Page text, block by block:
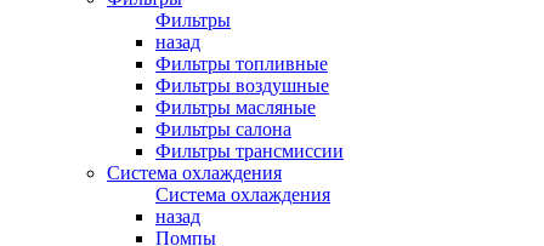
Фильтры
назад
Фильтры топливные
Фильтры воздушные
Фильтры масляные
Фильтры салона
Фильтры трансмиссии
Система охлаждения
Система охлаждения
назад
Помпы